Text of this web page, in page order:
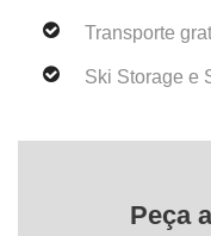
Transporte
Ski Storage e
Peça